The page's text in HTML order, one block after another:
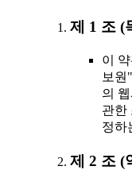
제 1 조 (
이
보원
의
관한
정하
제 2 조 (